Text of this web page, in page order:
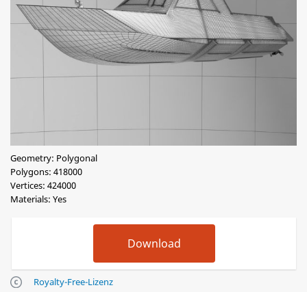
Geometry: Polygonal
Polygons: 418000
Vertices: 424000
Materials: Yes
Royalty-Free-Lizenz